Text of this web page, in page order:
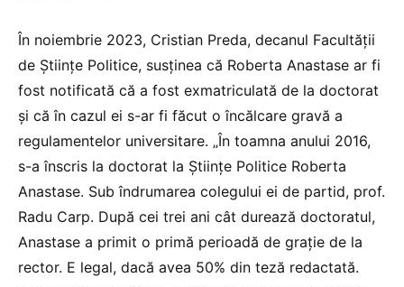
În noiembrie 2023, Cristian Preda, decanul Facultății
de Științe Politice, susținea că Roberta Anastase ar fi
fost notificată că a fost exmatriculată de la doctorat
și că în cazul ei s-ar fi făcut o încălcare gravă a
regulamentelor universitare. „În toamna anului 2016,
s-a înscris la doctorat la Științe Politice Roberta
Anastase. Sub îndrumarea colegului ei de partid, prof.
Radu Carp. După cei trei ani cât durează doctoratul,
Anastase a primit o primă perioadă de grație de la
rector. E legal, dacă avea 50% din teză redactată.